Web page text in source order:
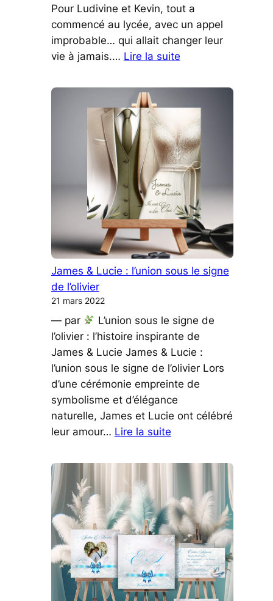
Pour Ludivine et Kevin, tout a
commencé au lycée, avec un appel
improbable… qui allait changer leur
vie à jamais.… Lire la suite:
&
Une
Histoire
d’Amour
Vibrante
et
Élégante
James & Lucie : l’union sous le signe
de l’olivier
21 mars 2022
— par
L’union sous le signe de
l’olivier : l’histoire inspirante de
James & Lucie James & Lucie :
l’union sous le signe de l’olivier Lors
d’une cérémonie empreinte de
symbolisme et d’élégance
naturelle, James et Lucie ont célébré
leur amour… Lire la suite:
&
:
l’union
sous
le
signe
de
l’olivier